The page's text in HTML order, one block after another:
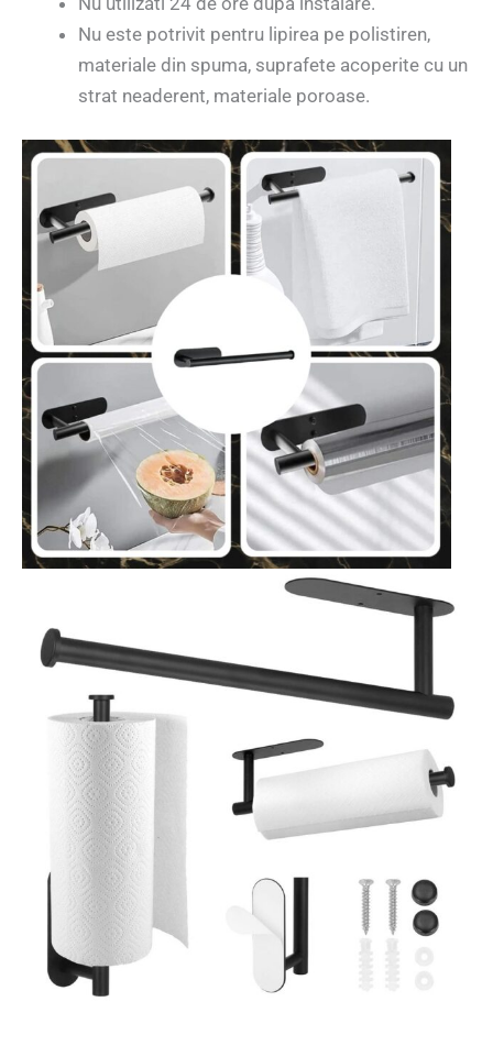
Nu este potrivit pentru lipirea pe polistiren,
materiale din spuma, suprafete acoperite cu un
strat neaderent, materiale poroase.